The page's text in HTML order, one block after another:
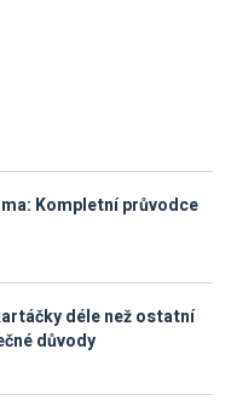
Kompletní průvodce
déle než ostatní
důvody